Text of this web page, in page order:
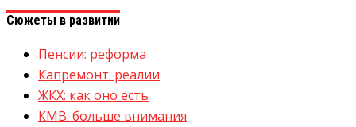
Сюжеты в развитии
Пенсии: реформа
Капремонт: реалии
ЖКХ: как оно есть
КМВ: больше внимания